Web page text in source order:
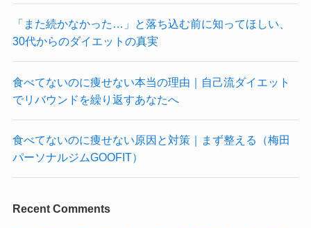
「また続かなかった…」と落ち込む前に知ってほしい、
30代からのダイエットの真実
食べてないのに痩せない本当の理由｜自己流ダイエット
でリバウンドを繰り返すあなたへ
食べてないのに痩せない原因と対策｜まず整える（梅田
パーソナルジムGOOFIT）
Recent Comments